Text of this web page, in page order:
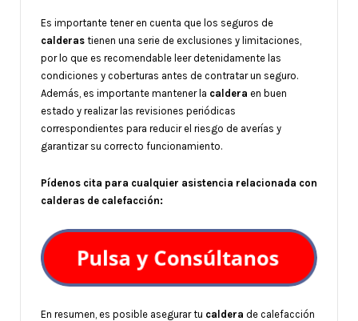
Es importante tener en cuenta que los seguros de
calderas tienen una serie de exclusiones y limitaciones,
por lo que es recomendable leer detenidamente las
condiciones y coberturas antes de contratar un seguro.
Además, es importante mantener la caldera en buen
estado y realizar las revisiones periódicas
correspondientes para reducir el riesgo de averías y
garantizar su correcto funcionamiento.
Pídenos cita para cualquier asistencia relacionada con
calderas de calefacción:
En resumen, es posible asegurar tu caldera de calefacción